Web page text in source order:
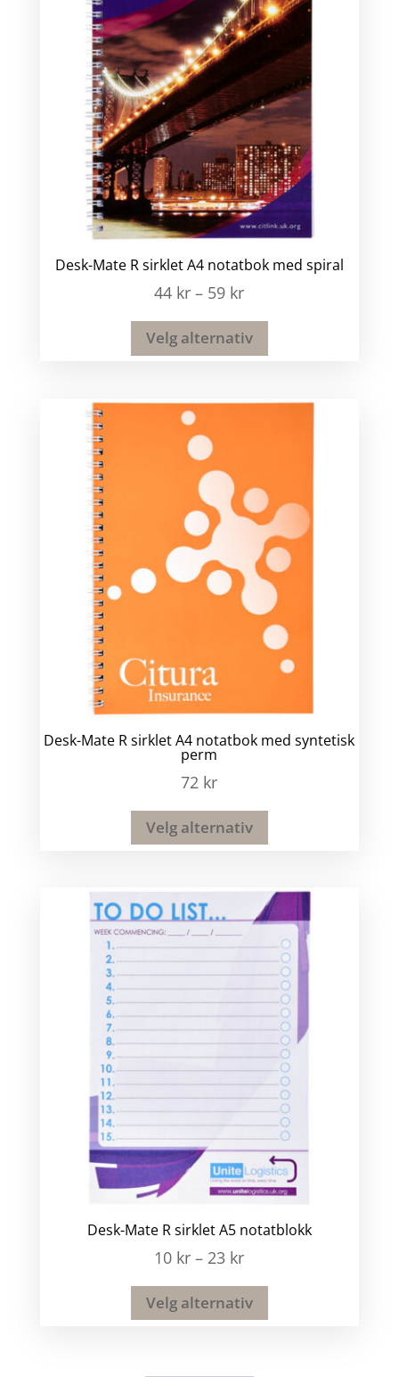
Desk-Mate R sirklet A4 notatbok med spiral
44 kr – 59 kr
Velg alternativ
Desk-Mate R sirklet A4 notatbok med syntetisk
perm
72 kr
Velg alternativ
Desk-Mate R sirklet A5 notatblokk
10 kr – 23 kr
Velg alternativ